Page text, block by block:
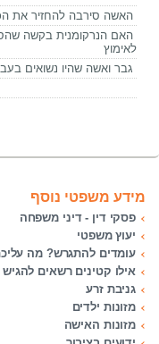
האשה סירבה להחזיר את
האם הנרקומנית בקשה
לאימוץ
גבר ואשה שהיו נשואים
מידע משפטי נוסף
פסקי דין - דיני משפחה
יעוץ משפטי
עומדים להתגרש? מה
אילו קטינים רשאים להגיש
גניבת זרע
מזונות ילדים
מזונות האישה